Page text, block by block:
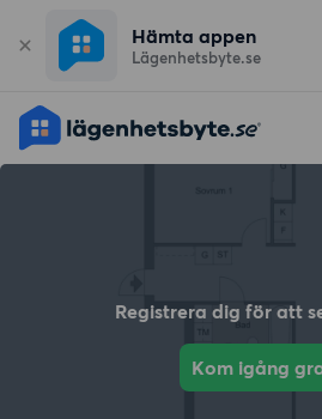
Hämta appen
Lägenhetsbyte.se
Registrera dig för att
Kom igång